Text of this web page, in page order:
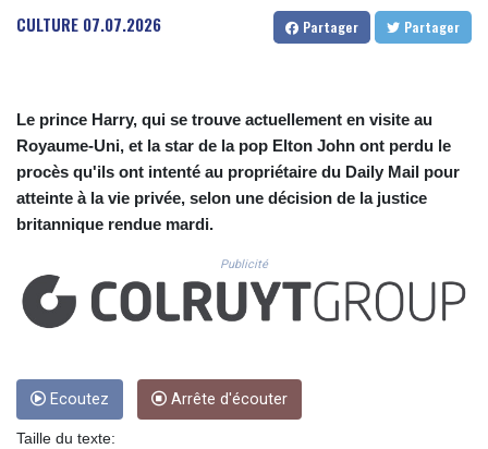
CUP 30.637594
DKK 7.477932
DOP 67.289164
DZD 152.967099
EGP 57.380687
FJD 2.553384
FKP 0.8566
GBP 0.858527
GHS 13.526832
CULTURE 07.07.2026 Partager Partager
Le prince Harry, qui se trouve actuellement en visite au
Royaume-Uni, et la star de la pop Elton John ont perdu le
procès qu'ils ont intenté au propriétaire du Daily Mail pour
atteinte à la vie privée, selon une décision de la justice
britannique rendue mardi.
Publicité
Ecoutez Arrête d'écouter
Taille du texte: